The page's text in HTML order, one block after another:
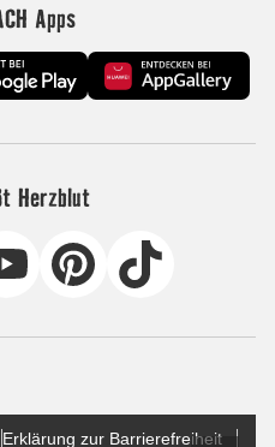
Apps
Herzblut
Erklärung zur Barrierefreiheit